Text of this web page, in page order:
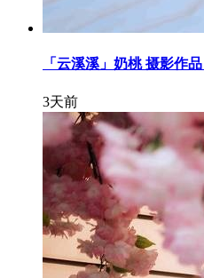
「云溪溪」奶桃 摄影作
3天前